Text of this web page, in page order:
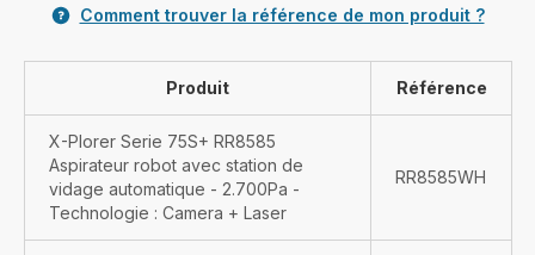
Comment trouver la référence de mon produit ?
Produit Référence
X-Plorer Serie 75S+ RR8585
Aspirateur robot avec station de
vidage automatique - 2.700Pa -
Technologie : Camera + Laser
RR8585WH